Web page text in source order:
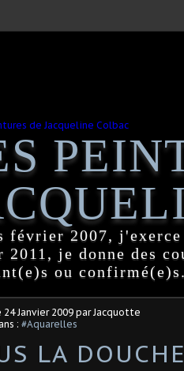
février 2007,
2011, je donne des
ou
24 Janvier 2009 par Jacquotte
: #Aquarelles
LA DOUCHE